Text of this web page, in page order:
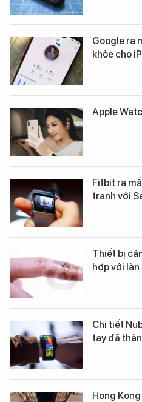
Google ra
khỏe cho
Apple
Fitbit ra
tranh với
Thiết bị
hợp với làn
Chi tiết
tay đã
Hong